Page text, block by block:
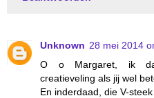
Unknown 28 mei 2014
O o Margaret, ik
creatieveling als jij wel
En inderdaad, die V-